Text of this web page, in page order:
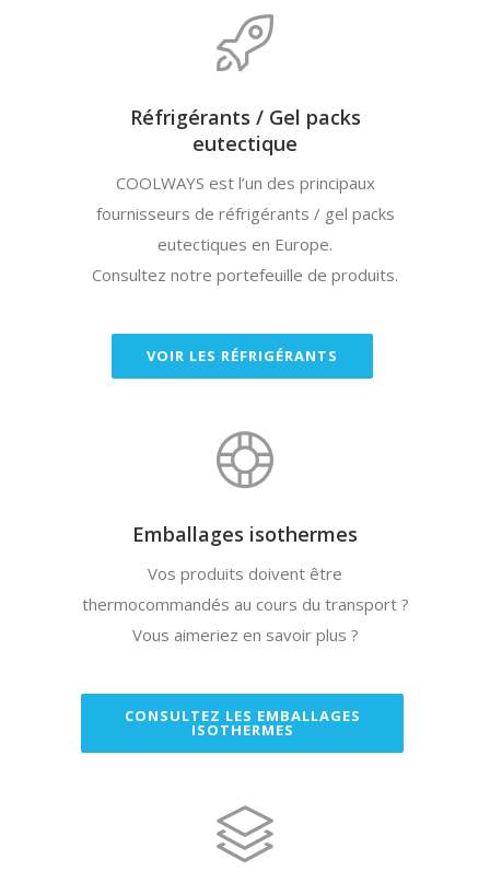
Réfrigérants / Gel packs
eutectique
COOLWAYS est l’un des principaux
fournisseurs de réfrigérants / gel packs
eutectiques en Europe.
Consultez notre portefeuille de produits.
VOIR LES RÉFRIGÉRANTS
Emballages isothermes
Vos produits doivent être
thermocommandés au cours du transport ?
Vous aimeriez en savoir plus ?
CONSULTEZ LES EMBALLAGES
ISOTHERMES